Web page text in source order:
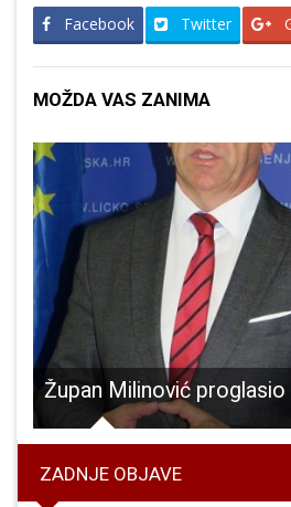
Facebook Twitter
MOŽDA VAS ZANIMA
ZADNJE OBJAVE